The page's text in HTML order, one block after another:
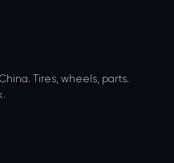
Tires, wheels, parts.